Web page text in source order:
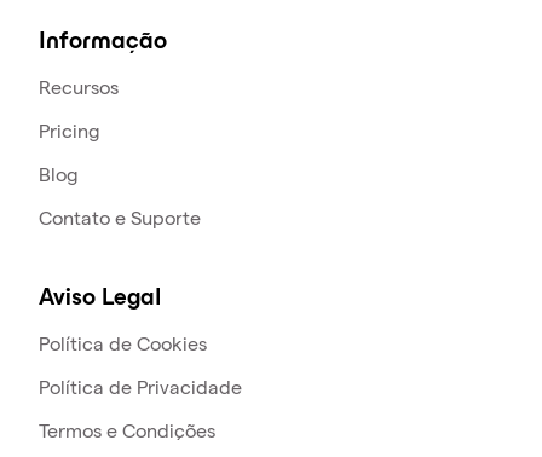
Informação
Recursos
Pricing
Blog
Contato e Suporte
Aviso Legal
Política de Cookies
Política de Privacidade
Termos e Condições